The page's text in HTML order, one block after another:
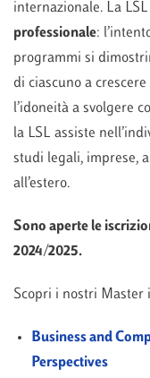
internazionale. La
professionale:
programmi si
di ciascuno a
l’idoneità a svolgere
la LSL assiste
studi legali, imprese,
all’estero.
Sono aperte le
2024/2025.
Scopri i nostri Master
Business and
Perspectives